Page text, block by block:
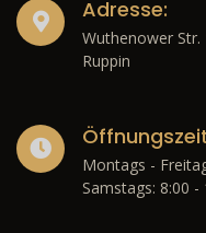
Adresse:
Wuthenower
Ruppin
Montags -
Samstags: 8:00 -